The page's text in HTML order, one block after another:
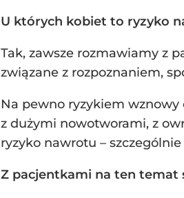
U których kobiet to ryzyko
Tak, zawsze rozmawiamy z
związane z rozpoznaniem,
Na pewno ryzykiem wznowy
z dużymi nowotworami, z
ryzyko nawrotu –
Z pacjentkami na ten temat